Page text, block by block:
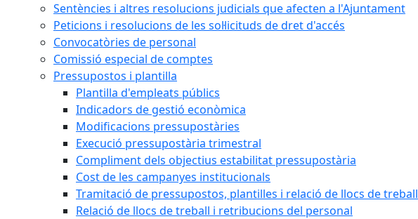
Sentències i altres resolucions judicials que afecten a l'Ajuntament
Peticions i resolucions de les sol·licituds de dret d'accés
Convocatòries de personal
Comissió especial de comptes
Pressupostos i plantilla
Plantilla d'empleats públics
Indicadors de gestió econòmica
Modificacions pressupostàries
Execució pressupostària trimestral
Compliment dels objectius estabilitat pressupostària
Cost de les campanyes institucionals
Tramitació de pressupostos, plantilles i relació de llocs de treball
Relació de llocs de treball i retribucions del personal